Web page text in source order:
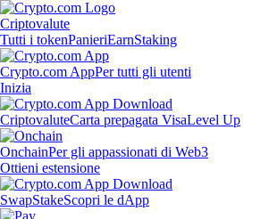
Criptovalute
Tutti i tokenPanieriEarnStaking
Crypto.com AppPer tutti gli utenti
Inizia
CriptovaluteCarta prepagata VisaLevel Up
OnchainPer gli appassionati di Web3
Ottieni estensione
SwapStakeScopri le dApp